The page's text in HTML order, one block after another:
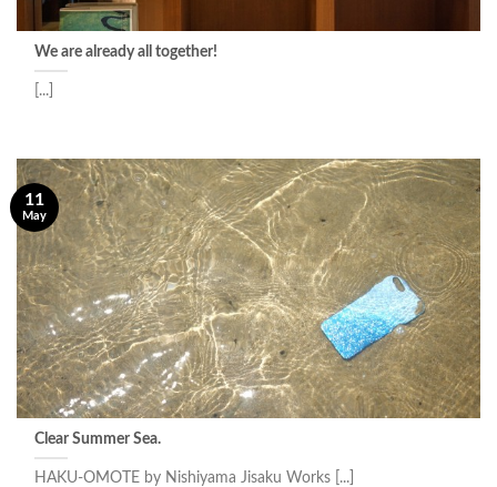
We are already all together!
[...]
Clear Summer Sea.
HAKU-OMOTE by Nishiyama Jisaku Works [...]
11
May